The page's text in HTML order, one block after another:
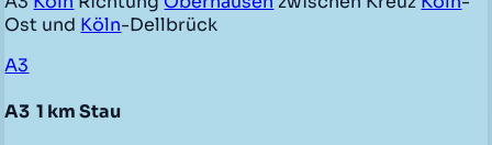
Ost und Köln-Dellbrück
A3
A3 1 km Stau